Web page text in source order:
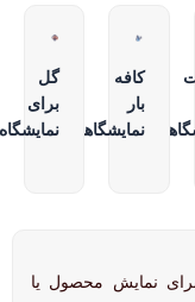
کافه
بار
نمایشگاهی
گل
برای
نمایشگاه
نمایش محصول یا